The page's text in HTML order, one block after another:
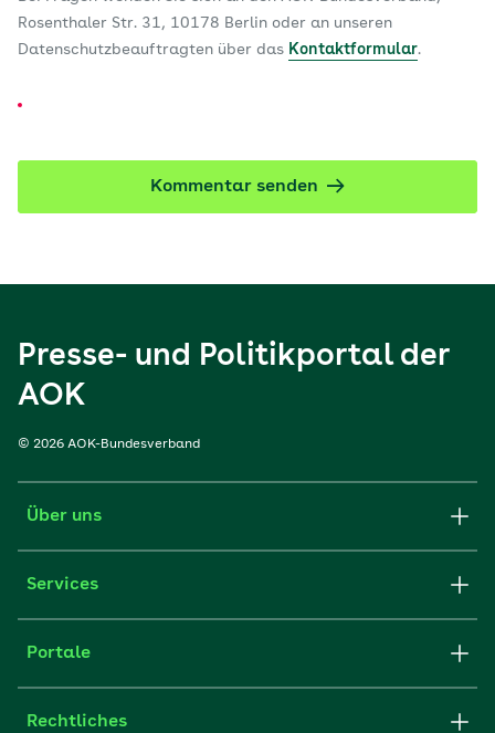
Rosenthaler Str. 31, 10178 Berlin oder an unseren
Datenschutzbeauftragten über das Kontaktformular.
Kommentar senden
Presse- und Politikportal der
AOK
© 2026 AOK-Bundesverband
Über uns
Services
Portale
Rechtliches